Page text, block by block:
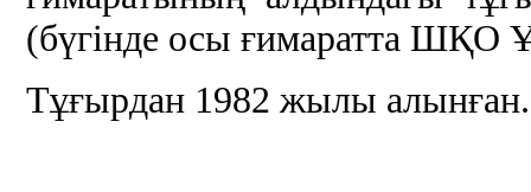
(бүгінде осы ғимаратта ШҚО
Тұғырдан 1982 жылы алынған.